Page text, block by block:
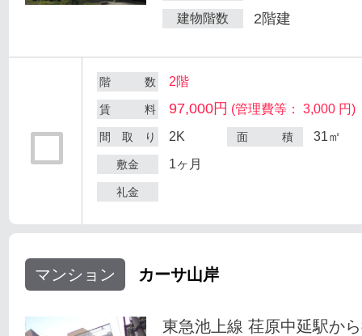
建物階数 2階建
階 数 2階
賃 料 97,000円 (管理費等： 3,000 円)
間 取 り 2K 面 積 31㎡
敷金 1ヶ月
礼金
マンション カーサ山岸
東急池上線 荏原中延駅か